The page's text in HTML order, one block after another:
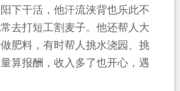
下干活，他汗流浃背也乐此不
去打短工割麦子。他还帮人大
肥料，有时帮人挑水浇园、挑
算报酬，收入多了也开心，遇